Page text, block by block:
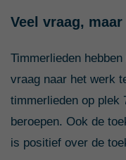
Veel vraag,
Timmerlieden
vraag naar het werk
timmerlieden op plek
beroepen. Ook de
is positief over de